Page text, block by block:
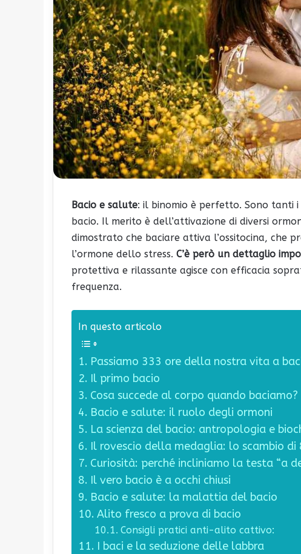
Bacio e salute: il binomio è perfetto. Sono tanti i
bacio. Il merito è dell’attivazione di diversi
dimostrato che baciare attiva l’ossitocina, che
l’ormone dello stress. C’è però un dettaglio
protettiva e rilassante agisce con efficacia
frequenza.
In questo articolo
Passiamo 333 ore della nostra vita a
Il primo bacio
Cosa succede al corpo quando baciamo?
Bacio e salute: il ruolo degli ormoni
La scienza del bacio: antropologia e
Il rovescio della medaglia: lo scambio
Curiosità: perché incliniamo la testa “a
Il vero bacio è a occhi chiusi
Bacio e salute: la malattia del bacio
Alito fresco a prova di bacio
Consigli pratici anti-alito cattivo:
I baci e la seduzione delle labbra